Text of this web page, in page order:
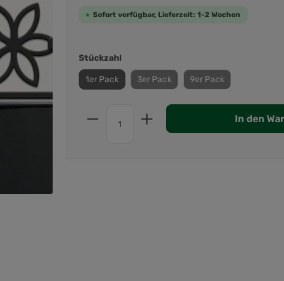
Sofort verfügbar, Lieferzeit: 1-2 Wochen
Stückzahl
1er Pack 3er Pack 9er Pack
In den